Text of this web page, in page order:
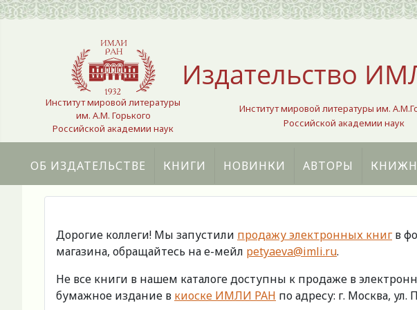
Выберите язык
Институт мировой литературы
им. А.М. Горького
Российской академии наук
Издательство
Институт мировой литературы им.
Российской академии наук
ОБ ИЗДАТЕЛЬСТВЕ КНИГИ НОВИНКИ АВТОРЫ
Дорогие коллеги! Мы запустили продажу электронных книг в
магазина, обращайтесь на е-мейл petyaeva@imli.ru.
Не все книги в нашем каталоге доступны к продаже в
бумажное издание в киоске ИМЛИ РАН по адресу: г. Москва, ул.